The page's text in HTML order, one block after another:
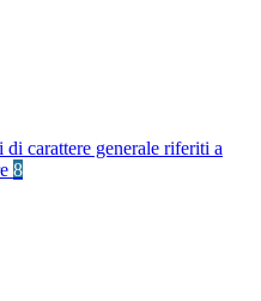
carattere generale riferiti a
8